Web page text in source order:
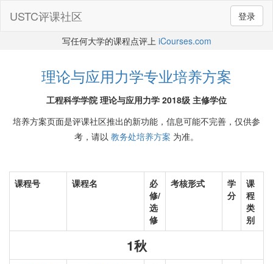
登录
USTC评课社区
写任何大学的课程点评上 iCourses.com
理论与应用力学专业培养方案
工程科学学院 理论与应用力学 2018级 主修学位
培养方案页面是评课社区推出的新功能，信息可能不完善，仅供参
考，请以 教务处培养方案 为准。
课程号 课程名
必
修/
选
修
考核形式
学
分
课
程
类
别
1秋